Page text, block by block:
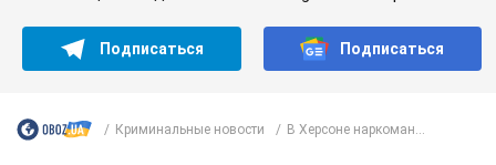
Подписаться Подписаться
Криминальные новости В Херсоне наркоман...